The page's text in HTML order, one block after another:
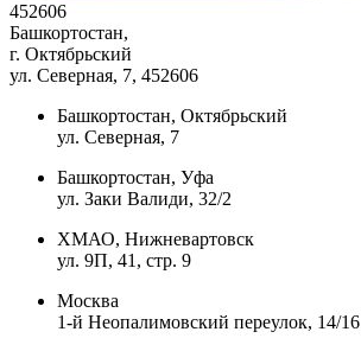
452606
Башкортостан,
г. Октябрьский
ул. Северная, 7, 452606
Башкортостан, Октябрьский
ул. Северная, 7
Башкортостан, Уфа
ул. Заки Валиди, 32/2
ХМАО, Нижневартовск
ул. 9П, 41, стр. 9
Москва
1-й Неопалимовский переулок, 14/16